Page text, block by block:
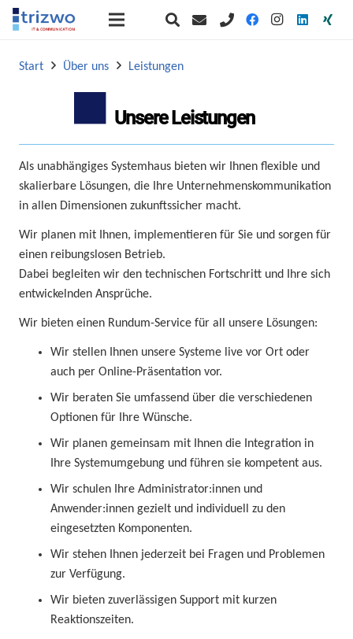
Start Über uns Leistungen
Unsere Leistungen
Als unabhängiges Systemhaus bieten wir Ihnen flexible und
skalierbare Lösungen, die Ihre Unternehmenskommunikation
in allen Dimensionen zukunftssicher macht.
Wir planen mit Ihnen, implementieren für Sie und sorgen für
einen reibungslosen Betrieb.
Dabei begleiten wir den technischen Fortschritt und Ihre sich
entwickelnden Ansprüche.
Wir bieten einen Rundum-Service für all unsere Lösungen:
Wir stellen Ihnen unsere Systeme live vor Ort oder
auch per Online-Präsentation vor.
Wir beraten Sie umfassend über die verschiedenen
Optionen für Ihre Wünsche.
Wir planen gemeinsam mit Ihnen die Integration in
Ihre Systemumgebung und führen sie kompetent aus.
Wir schulen Ihre Administrator:innen und
Anwender:innen gezielt und individuell zu den
eingesetzten Komponenten.
Wir stehen Ihnen jederzeit bei Fragen und Problemen
zur Verfügung.
Wir bieten zuverlässigen Support mit kurzen
Reaktionszeiten.